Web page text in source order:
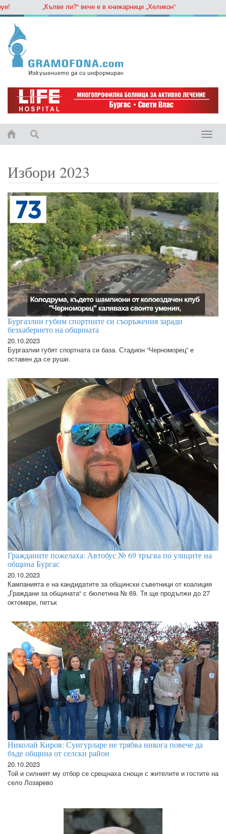
„Кълве ли?“ вече е в книжарници „Хеликон“
Toggle
Избори 2023
Бургазлии губим спортните си съоръжения заради
безхаберието на общината
20.10.2023
Бургазлии губят спортната си база. Стадион “Черноморец” е
оставен да се руши.
Гражданите пожелаха: Автобус № 69 тръгва по улиците на
община Бургас
20.10.2023
Кампанията е на кандидатите за общински съветници от коалиция
„Граждани за общината“ с бюлетина № 69. Тя ще продължи до 27
октомври, петък
Николай Киров: Сунгурларе не трябва никога повече да
бъде община от селски район
20.10.2023
Той и силният му отбор се срещнаха снощи с жителите и гостите на
село Лозарево